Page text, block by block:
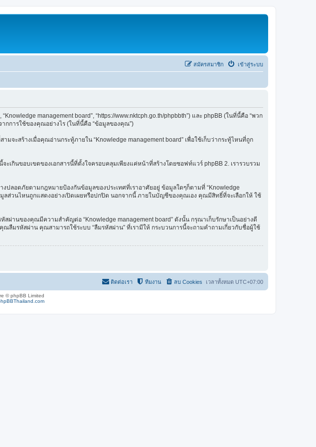
เข้าสู่ระบบ
สมัครสมาชิก
management board”, “https://www.nktcph.go.th/phpbbth”) และ phpBB (ในที่นี้คือ “พวก
มจากการใช้ของคุณอย่างไร (ในที่นี้คือ “ข้อมูลของคุณ”)
จะสร้างเมื่อคุณอ่านกระทู้ภายใน “Knowledge management board” เพื่อใช้เก็บว่ากระทู้ไหนที่ถูก
เกินขอบเขตของเอกสารนี้ที่ตั้งใจครอบคลุมเพียงแค่หน้าที่สร้างโดยซอฟท์แวร์ phpBB 2. เรารวบรวม
ลอดภัยตามกฎหมายป้องกันข้อมูลของประเทศที่เราอาศัยอยู่ ข้อมูลใดๆก็ตามที่ “Knowledge
ลส่วนไหนถูกแสดงอย่างเปิดเผยหรือปกปิด นอกจากนี้ ภายในบัญชีของคุณเอง คุณมีสิทธิ์ที่จะเลือกให้ ใช้
ผ่านของคุณมีความสำคัญต่อ “Knowledge management board” ดังนั้น กรุณาเก็บรักษาเป็นอย่างดี
มรหัสผ่าน คุณสามารถใช้ระบบ “ลืมรหัสผ่าน” ที่เรามีให้ กระบวนการนี้จะถามคำถามเกี่ยวกับชื่อผู้ใช้
เวลาทั้งหมด UTC+07:00
ลบ Cookies
ทีมงาน
ติดต่อเรา
© phpBB Limited